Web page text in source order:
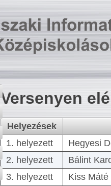
Versenyen
Helyezések
1. helyezett
Hegyesi
2. helyezett
Bálint
3. helyezett
Kiss